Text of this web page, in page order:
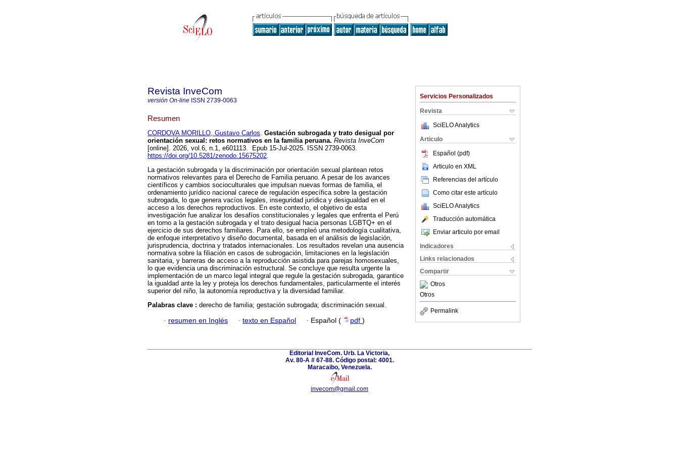
Servicios Personalizados
Revista
SciELO Analytics
Articulo
Español (pdf)
Articulo en XML
Referencias del artículo
Como citar este artículo
SciELO Analytics
Traducción automática
Enviar articulo por email
Indicadores
Links relacionados
Compartir
Otros
Otros
Permalink
Revista InveCom
versión On-line ISSN 2739-0063
Resumen
CORDOVA MORILLO, Gustavo Carlos. Gestación subrogada y trato desigual por
orientación sexual: retos normativos en la familia peruana. Revista InveCom
[online]. 2026, vol.6, n.1, e601113. Epub 15-Jul-2025. ISSN 2739-0063.
https://doi.org/10.5281/zenodo.15675202.
La gestación subrogada y la discriminación por orientación sexual plantean retos
normativos relevantes para el Derecho de Familia peruano. A pesar de los avances
científicos y cambios socioculturales que impulsan nuevas formas de familia, el
ordenamiento jurídico nacional carece de regulación específica sobre la gestación
subrogada, lo que genera vacíos legales, inseguridad jurídica y desigualdad en el
acceso a los derechos reproductivos. En este contexto, el objetivo de esta
investigación fue analizar los desafíos constitucionales y legales que enfrenta el Perú
en torno a la gestación subrogada y el trato desigual hacia personas LGBTQ+ en el
ejercicio de sus derechos familiares. Para ello, se empleó una metodología cualitativa,
de enfoque interpretativo y diseño documental, basada en el análisis de legislación,
jurisprudencia, doctrina y tratados internacionales. Los resultados revelan una ausencia
normativa sobre la filiación en casos de subrogación, limitaciones en la legislación
sanitaria, y barreras de acceso a la reproducción asistida para parejas homosexuales,
lo que evidencia una discriminación estructural. Se concluye que resulta urgente la
implementación de un marco legal integral que regule la gestación subrogada, garantice
la igualdad ante la ley y proteja los derechos fundamentales, particularmente el interés
superior del niño, la autonomía reproductiva y la diversidad familiar.
Palabras clave : derecho de familia; gestación subrogada; discriminación sexual.
· resumen en Inglés · texto en Español · Español ( pdf )
Editorial InveCom. Urb. La Victoria,
Av. 80-A # 67-88. Código postal: 4001.
Maracaibo, Venezuela.
invecom@gmail.com